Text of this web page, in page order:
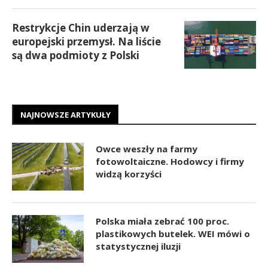
Restrykcje Chin uderzają w
europejski przemysł. Na liście
są dwa podmioty z Polski
NAJNOWSZE ARTYKUŁY
Owce weszły na farmy
fotowoltaiczne. Hodowcy i firmy
widzą korzyści
Polska miała zebrać 100 proc.
plastikowych butelek. WEI mówi o
statystycznej iluzji